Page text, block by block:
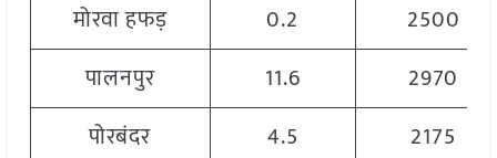
मोरवा हफड़
0.2
2500
पालनपुर
11.6
2970
पोरबंदर
4.5
2175